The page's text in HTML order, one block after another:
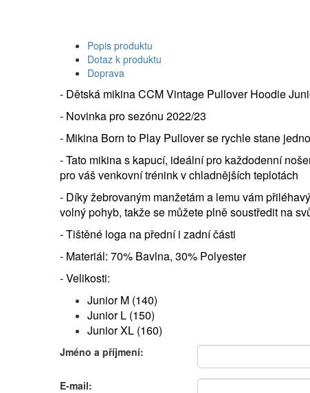
Popis produktu
Dotaz k produktu
Doprava
- Dětská mikina CCM Vintage Pullover Hoodie
- Novinka pro sezónu 2022/23
- Mikina Born to Play Pullover se rychle stane
- Tato mikina s kapucí, ideální pro každodenní
pro váš venkovní trénink v chladnějších teplotách
- Díky žebrovaným manžetám a lemu vám
volný pohyb, takže se můžete plně soustředit na
- Tištěné loga na přední i zadní části
- Materiál: 70% Bavlna, 30% Polyester
- Velikosti:
Junior M (140)
Junior L (150)
Junior XL (160)
Jméno a příjmení:
E-mail: